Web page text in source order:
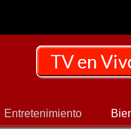
Entretenimiento